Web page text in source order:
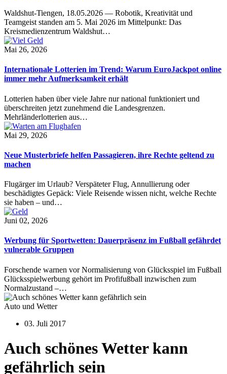
Waldshut-Tiengen, 18.05.2026 — Robotik, Kreativität und
Teamgeist standen am 5. Mai 2026 im Mittelpunkt: Das
Kreismedienzentrum Waldshut…
Mai 26, 2026
Internationale Lotterien im Trend: Warum EuroJackpot online
immer mehr Aufmerksamkeit erhält
Lotterien haben über viele Jahre nur national funktioniert und
überschreiten jetzt zunehmend die Landesgrenzen.
Mehrländerlotterien aus…
Mai 29, 2026
Neue Musterbriefe helfen Passagieren, ihre Rechte geltend zu
machen
Flugärger im Urlaub? Verspäteter Flug, Annullierung oder
beschädigtes Gepäck: Viele Reisende wissen nicht, welche Rechte
sie haben – und…
Juni 02, 2026
Werbung für Sportwetten: Dauerpräsenz im Fußball gefährdet
vulnerable Gruppen
Forschende warnen vor Normalisierung von Glücksspiel im Fußball
Glücksspielwerbung gehört im Profifußball inzwischen zum
Normalzustand –…
Auto und Wetter
03. Juli 2017
Auch schönes Wetter kann
gefährlich sein